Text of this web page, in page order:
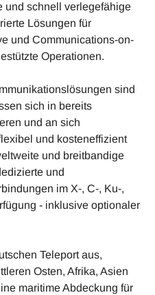
und schnell verlegefähige
Lösungen für
und Communications-on-
Operationen.
sind
sich in bereits
und an sich
und kosteneffizient
und breitbandige
und
im X-, C-, Ku-,
- inklusive optionaler
Teleport aus,
Osten, Afrika, Asien
maritime Abdeckung für